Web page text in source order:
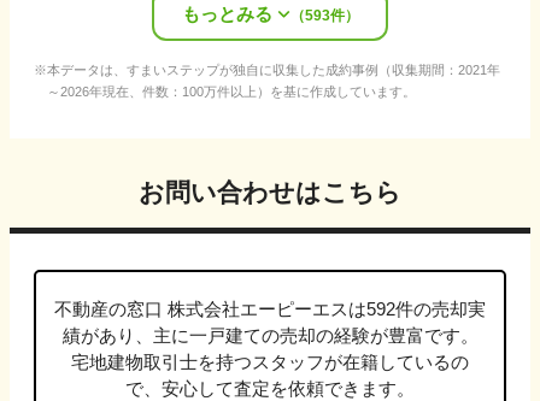
2026年6月
もっとみる （593件）
本データは、すまいステップが独自に収集した成約事例（収集期間：2021年
～2026年現在、件数：100万件以上）を基に作成しています。
お問い合わせはこちら
不動産の窓口 株式会社エーピーエスは592件の売却実
績があり、主に一戸建ての売却の経験が豊富です。
宅地建物取引士を持つスタッフが在籍しているの
で、安心して査定を依頼できます。